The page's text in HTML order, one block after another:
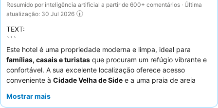
Resumido por inteligência artificial a partir de 600+ comentários · Última
atualização: 30 Jul 2026
TEXT:
```
Este hotel é uma propriedade moderna e limpa, ideal para
famílias, casais e turistas que procuram um refúgio vibrante e
confortável. A sua excelente localização oferece acesso
conveniente à Cidade Velha de Side e a uma praia de areia
propriedade possui uma bonita e espaçosa
Mostrar mais